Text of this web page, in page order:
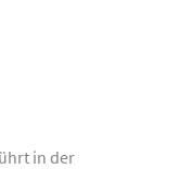
in der